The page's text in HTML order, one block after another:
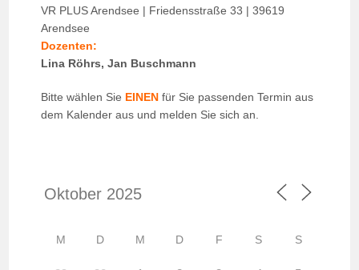
VR PLUS Arendsee | Friedensstraße 33 | 39619
Arendsee
Dozenten:
Lina Röhrs, Jan Buschmann
Bitte wählen Sie EINEN für Sie passenden Termin aus
dem Kalender aus und melden Sie sich an.
M D M D F S S